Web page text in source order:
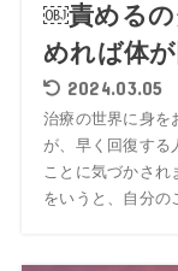
￼責めるの
めれば体
2024.03.05
治療の世界に身を
が、早く回復する
ことに気づかさ
をいうと、自分の